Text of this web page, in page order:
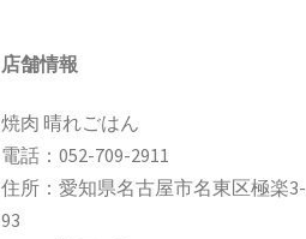
店舗情報
焼肉 晴れごはん
電話： 052-709-2911
住所：愛知県名古屋市名東区極楽3-
93